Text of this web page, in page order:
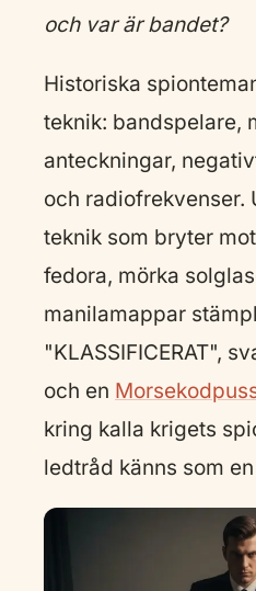
och var är bandet?
Historiska
teknik: bandspelare,
anteckningar,
och radiofrekvenser.
teknik som bryter
fedora, mörka
manilamappar
"KLASSIFICERAT",
och en
kring kalla krigets
ledtråd känns som